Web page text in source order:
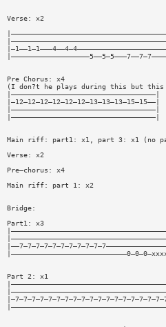
Verse: x2
Pre Chorus: x4
(I don?t he plays during this but
|———————————————————————————————————|
|—12—12—12—12—12—12—13—13—13—15—15——|
|———————————————————————————————————|
|———————————————————————————————————|
Main riff: part1: x1, part 3: x1 (no
Verse: x2
Pre—chorus: x4
Main riff: part 1: x2
Bridge:
Part1: x3
Part 2: x1